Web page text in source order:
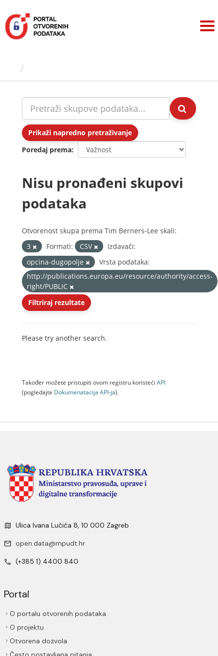
sadržaj
Prikaži napredno pretraživanje
Poredaj prema
Nisu pronađeni skupovi
podataka
Otvorenost skupa prema Tim Berners-Lee skali:
3
Formati: CSV
Izdavači:
opcina-dugopolje
Vrsta podataka:
http://publications.europa.eu/resource/authority/access-
right/PUBLIC
Filtriraj rezultate
Please try another search.
Također možete pristupiti ovom registru koristeći API
(pogledajte Dokumenаtаcijа API-jа).